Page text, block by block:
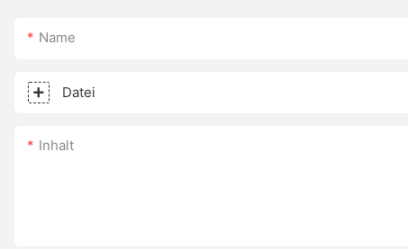
Name
Datei
Inhalt